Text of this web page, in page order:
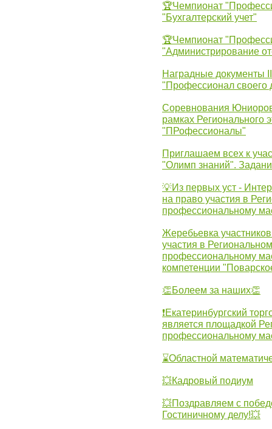
🏆Чемпионат
"Бухгалтерский учет"
🏆Чемпионат
"Администрирование
Наградные документы
"Профессионал своего
Соревнования
рамках Регионального
"ПРофессионалы"
Приглашаем всех к
"Олимп знаний".
💡Из первых уст -
на право участия в
профессиональному
Жеребьевка
участия в
профессиональному
компетенции
👏Болеем за наших👏
❗Екатеринбургский
является площадкой
профессиональному
⌛Областной
💥Кадровый подиум
💥Поздравляем с
Гостиничному делу!💥